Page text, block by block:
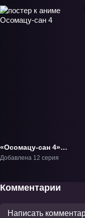
«Осомацу-сан 4»
ТВ-4
Добавлена 12 серия
Комментарии